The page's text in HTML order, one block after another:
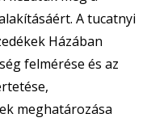
A tucatnyi
Házában
felmérése és az
meghatározása